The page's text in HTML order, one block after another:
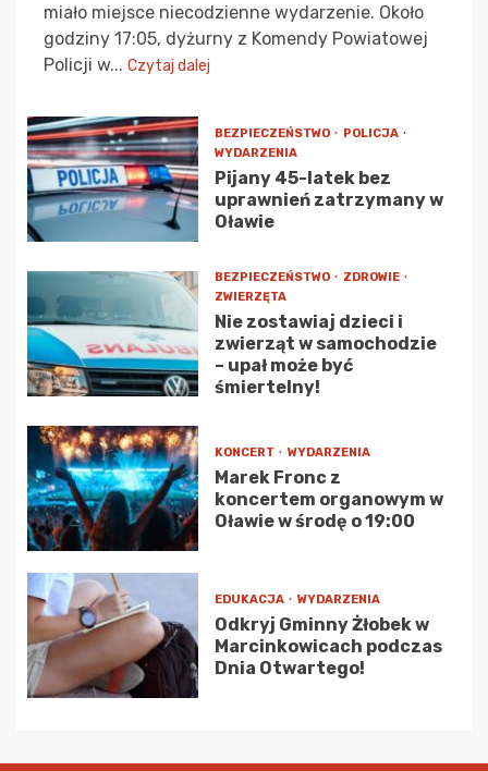
miało miejsce niecodzienne wydarzenie. Około
godziny 17:05, dyżurny z Komendy Powiatowej
Policji w... Czytaj dalej
BEZPIECZEŃSTWO
POLICJA
WYDARZENIA
Pijany 45-latek bez
uprawnień zatrzymany w
Oławie
BEZPIECZEŃSTWO
ZDROWIE
ZWIERZĘTA
Nie zostawiaj dzieci i
zwierząt w samochodzie
– upał może być
śmiertelny!
KONCERT WYDARZENIA
Marek Fronc z
koncertem organowym w
Oławie w środę o 19:00
EDUKACJA WYDARZENIA
Odkryj Gminny Żłobek w
Marcinkowicach podczas
Dnia Otwartego!